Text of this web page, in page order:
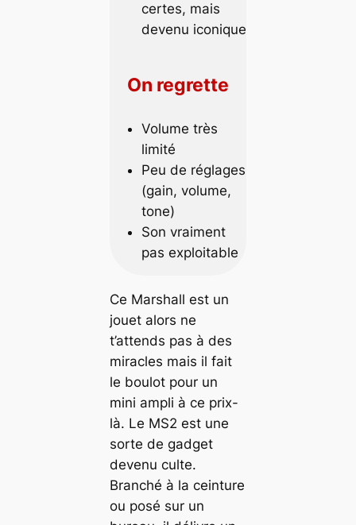
certes, mais
devenu iconique
On regrette
Volume très
limité
Peu de réglages
(gain, volume,
tone)
Son vraiment
pas exploitable
Ce Marshall est un
jouet alors ne
t’attends pas à des
miracles mais il fait
le boulot pour un
mini ampli à ce prix-
là. Le MS2 est une
sorte de gadget
devenu culte.
Branché à la ceinture
ou posé sur un